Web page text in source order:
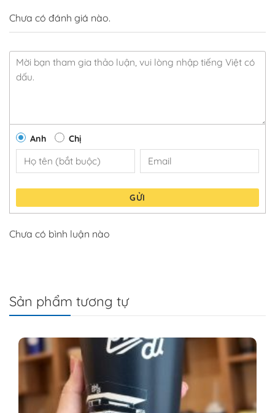
Chưa có đánh giá nào.
Anh Chị
GỬI
Chưa có bình luận nào
Sản phẩm tương tự